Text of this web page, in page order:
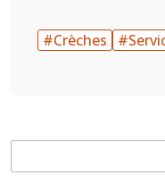
#Crèches